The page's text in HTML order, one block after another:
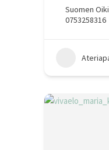
Suomen
0753258316